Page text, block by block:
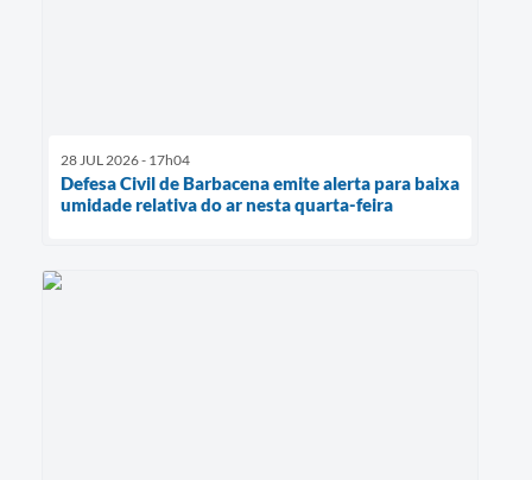
28 JUL 2026 - 17h04
Defesa Civil de Barbacena emite alerta para baixa
umidade relativa do ar nesta quarta-feira